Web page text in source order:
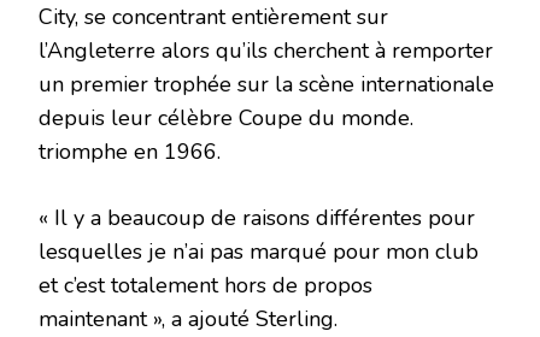
City, se concentrant entièrement sur
l’Angleterre alors qu’ils cherchent à remporter
un premier trophée sur la scène internationale
depuis leur célèbre Coupe du monde.
triomphe en 1966.
« Il y a beaucoup de raisons différentes pour
lesquelles je n’ai pas marqué pour mon club
et c’est totalement hors de propos
maintenant », a ajouté Sterling.